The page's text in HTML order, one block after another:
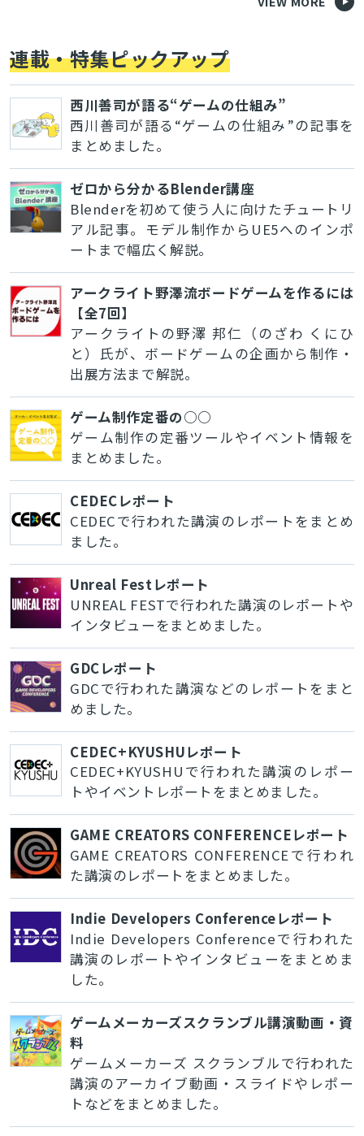
連載・特集ピックアップ
西川善司が語る“ゲームの仕組み”
西川善司が語る“ゲームの仕組み”の記事を
まとめました。
ゼロから分かるBlender講座
Blenderを初めて使う人に向けたチュートリ
アル記事。モデル制作からUE5へのインポ
ートまで幅広く解説。
アークライト野澤流ボードゲームを作るには
【全7回】
アークライトの野澤 邦仁（のざわ くにひ
と）氏が、ボードゲームの企画から制作・
出展方法まで解説。
ゲーム制作定番の○○
ゲーム制作の定番ツールやイベント情報を
まとめました。
CEDECレポート
CEDECで行われた講演のレポートをまとめ
ました。
Unreal Festレポート
UNREAL FESTで行われた講演のレポートや
インタビューをまとめました。
GDCレポート
GDCで行われた講演などのレポートをまと
めました。
CEDEC+KYUSHUレポート
CEDEC+KYUSHUで行われた講演のレポー
トやイベントレポートをまとめました。
GAME CREATORS CONFERENCEレポート
GAME CREATORS CONFERENCEで行われ
た講演のレポートをまとめました。
Indie Developers Conferenceレポート
Indie Developers Conferenceで行われた
講演のレポートやインタビューをまとめま
した。
ゲームメーカーズスクランブル講演動画・資
料
ゲームメーカーズ スクランブルで行われた
講演のアーカイブ動画・スライドやレポー
トなどをまとめました。